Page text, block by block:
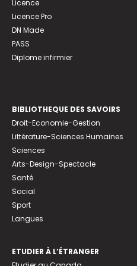
Licence
Licence Pro
DN Made
PASS
Diplome infirmier
BIBLIOTHEQUE DES SAVOIRS
Droit-Economie-Gestion
Littérature-Sciences Humaines
Sciences
Arts-Design-Spectacle
Santé
Social
Sport
Langues
ETUDIER À L’ÉTRANGER